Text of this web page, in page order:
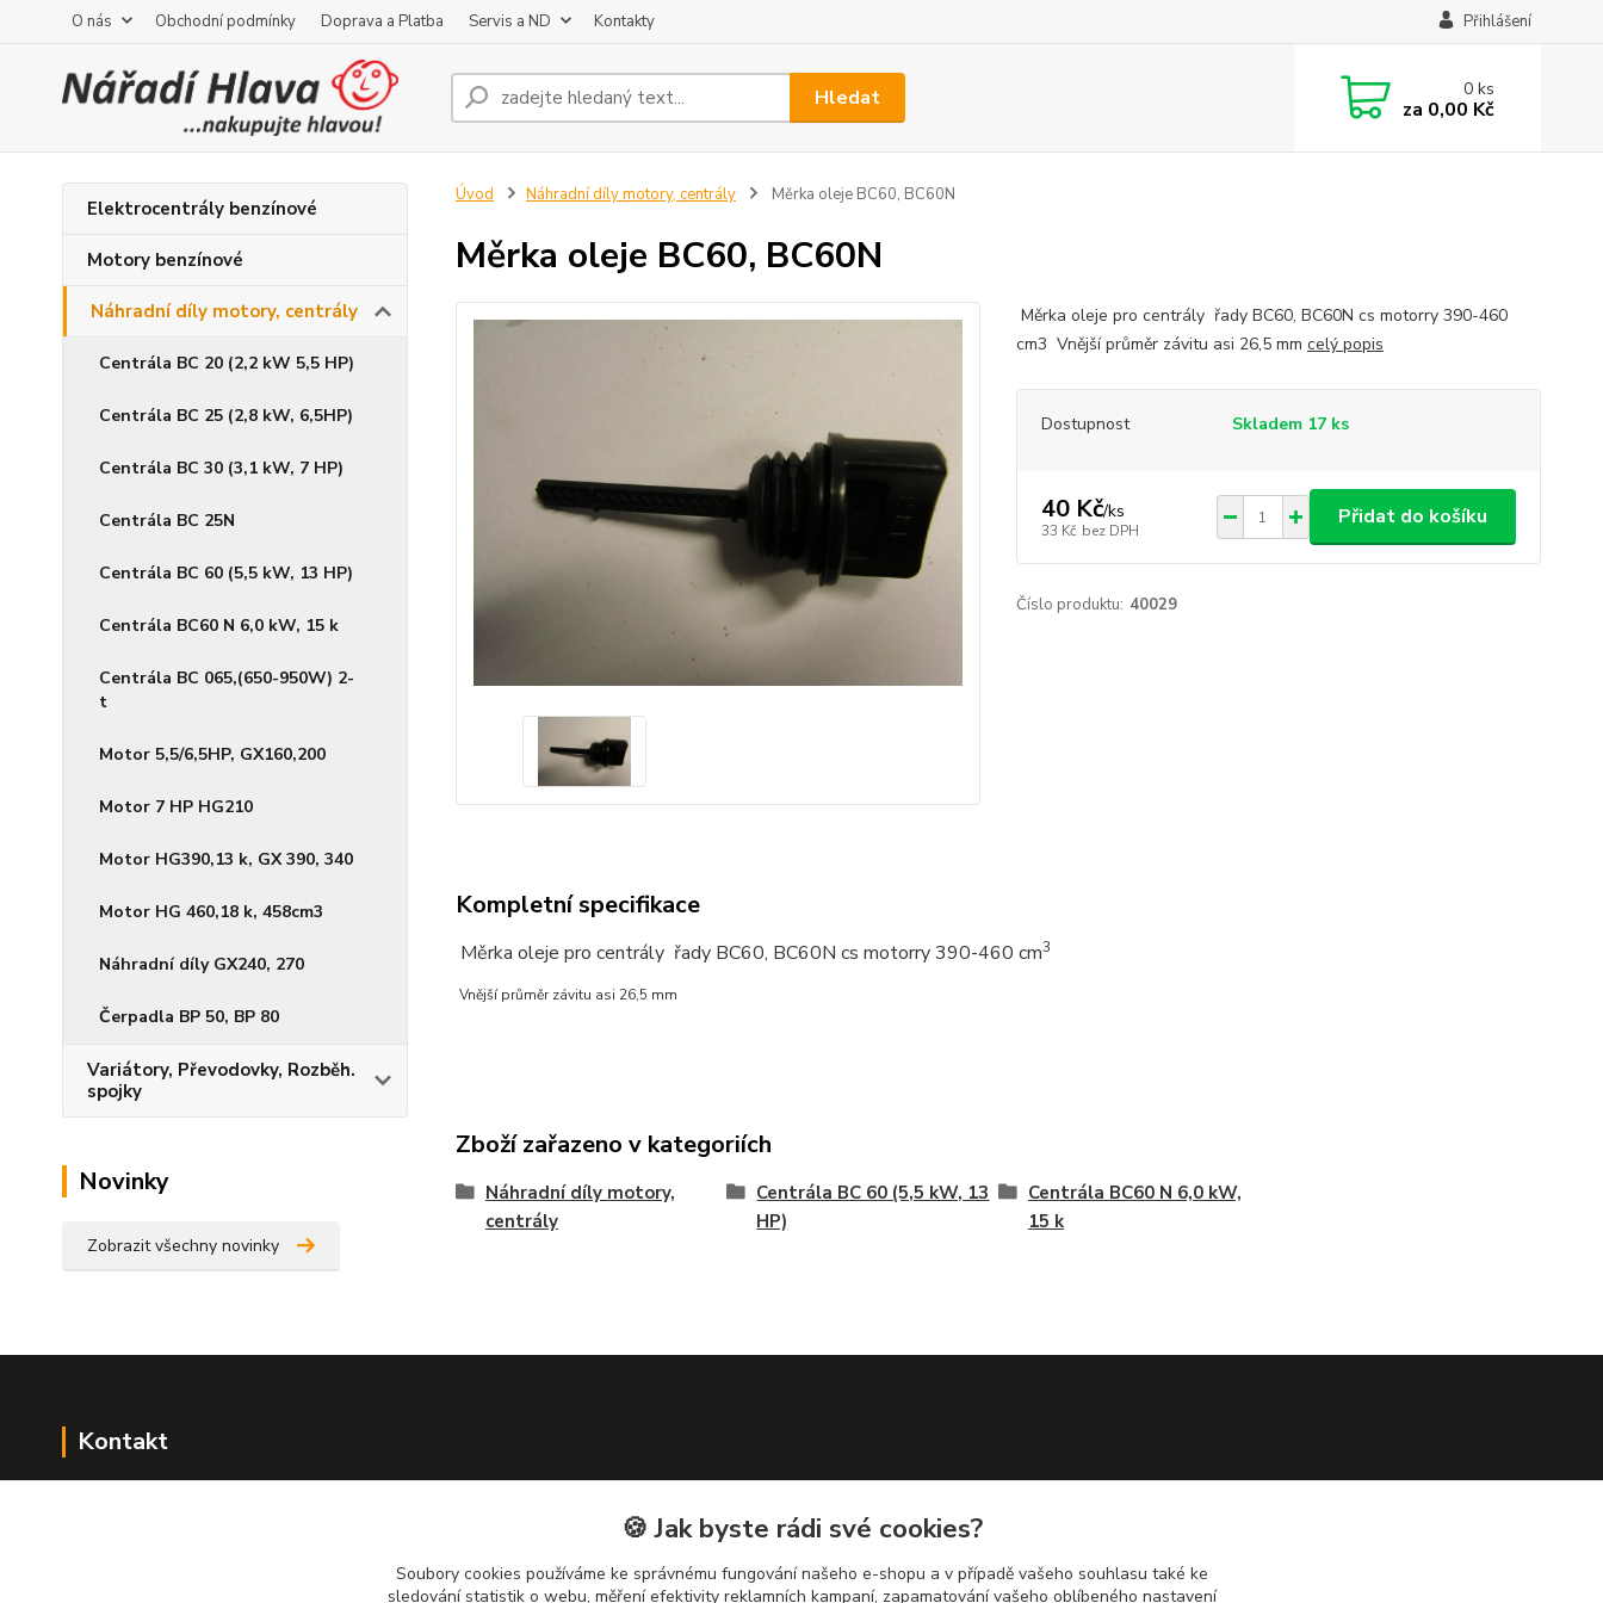
O nás Obchodní podmínky Doprava a Platba Servis a ND Kontakty Přihlášení
Hledat 0ks
za 0,00 Kč
Elektrocentrály benzínové
Motory benzínové
Náhradní díly motory, centrály
Centrála BC 20 (2,2 kW 5,5 HP)
Centrála BC 25 (2,8 kW, 6,5HP)
Centrála BC 30 (3,1 kW, 7 HP)
Centrála BC 25N
Centrála BC 60 (5,5 kW, 13 HP)
Centrála BC60 N 6,0 kW, 15 k
Centrála BC 065,(650-950W) 2-
t
Motor 5,5/6,5HP, GX160,200
Motor 7 HP HG210
Motor HG390,13 k, GX 390, 340
Motor HG 460,18 k, 458cm3
Náhradní díly GX240, 270
Čerpadla BP 50, BP 80
Variátory, Převodovky, Rozběh.
spojky
Novinky
Zobrazit všechny novinky
Úvod Náhradní díly motory, centrály Měrka oleje BC60, BC60N
Měrka oleje BC60, BC60N
Měrka oleje pro centrály řady BC60, BC60N cs motorry 390-460
cm3 Vnější průměr závitu asi 26,5 mm celý popis
Dostupnost Skladem 17 ks
40 Kč/ks
33 Kč bez DPH
Přidat do košíku
Číslo produktu: 40029
Kompletní specifikace
Měrka oleje pro centrály řady BC60, BC60N cs motorry 390-460 cm3
Vnější průměr závitu asi 26,5 mm
Zboží zařazeno v kategoriích
Náhradní díly motory,
centrály
Centrála BC 60 (5,5 kW, 13
HP)
Centrála BC60 N 6,0 kW,
15 k
Kontakt
🍪 Jak byste rádi své cookies?
Soubory cookies používáme ke správnému fungování našeho e-shopu a v případě vašeho souhlasu také ke
sledování statistik o webu, měření efektivity reklamních kampaní, zapamatování vašeho oblíbeného nastavení